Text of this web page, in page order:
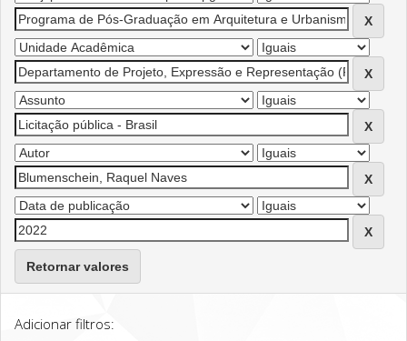
Retornar valores
Adicionar filtros: